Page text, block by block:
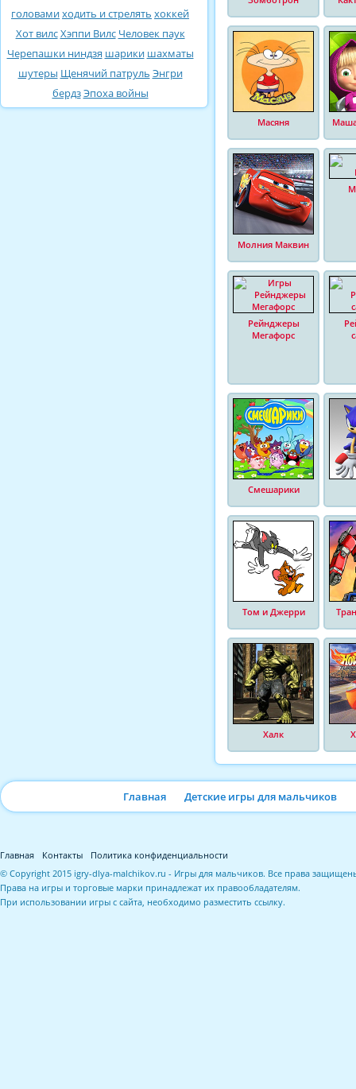
головамиходить и стрелять хоккей
Хот вилсХэппи Вилс Человек паук
Черепашки ниндзя шарики шахматы
шутеры Щенячий патруль Энгри
бердзЭпоха войны
Масяня
Молния Маквин
Рейнджеры
Мегафорс
Смешарики
Том и Джерри
Халк
Главная Детские игры для мальчиков
Главная Контакты
Политика конфиденциальности
© Copyright 2015 igry-dlya-malchikov.ru - Игры для мальчиков. Все права
Права на игры и торговые марки принадлежат их правообладателям.
При использовании игры с сайта, необходимо разместить ссылку.